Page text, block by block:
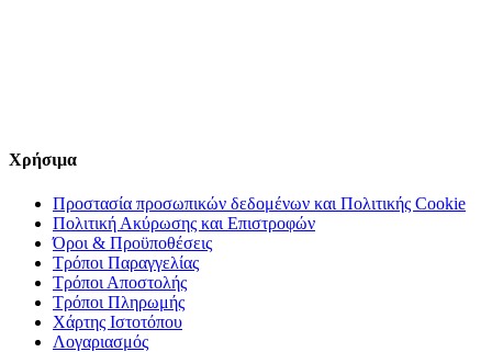
Χρήσιμα
Προστασία προσωπικών δεδομένων και Πολιτικής Cookie
Πολιτική Ακύρωσης και Επιστροφών
Όροι & Προϋποθέσεις
Τρόποι Παραγγελίας
Τρόποι Αποστολής
Τρόποι Πληρωμής
Χάρτης Ιστοτόπου
Λογαριασμός